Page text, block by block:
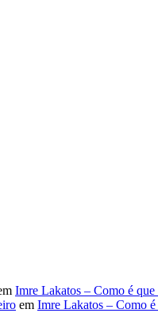
Imre Lakatos – Como é
em Imre Lakatos – Como é